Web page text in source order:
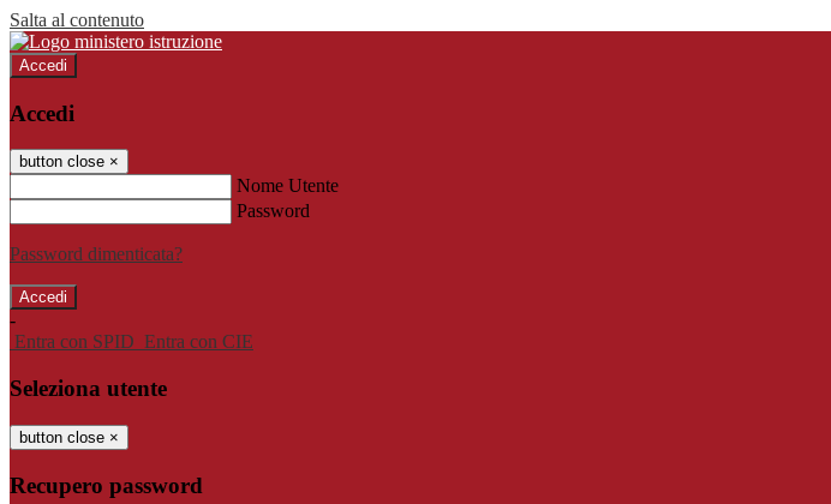
Salta al contenuto
Accedi
Accedi
button close ×
Nome Utente
Password
Password dimenticata?
-
Entra con SPID Entra con CIE
Seleziona utente
button close ×
Recupero password